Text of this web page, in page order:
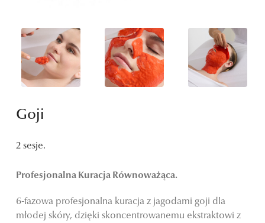
Goji
2 sesje.
Profesjonalna Kuracja Równoważąca.
6-fazowa profesjonalna kuracja z jagodami goji dla
młodej skóry, dzięki skoncentrowanemu ekstraktowi z